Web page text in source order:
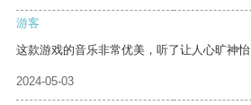
游客
这款游戏的音乐非常优美，听了让人心旷神怡
2024-05-03